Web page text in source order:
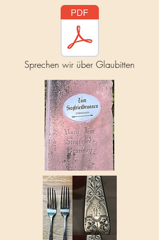
Sprechen wir über Glaubitten